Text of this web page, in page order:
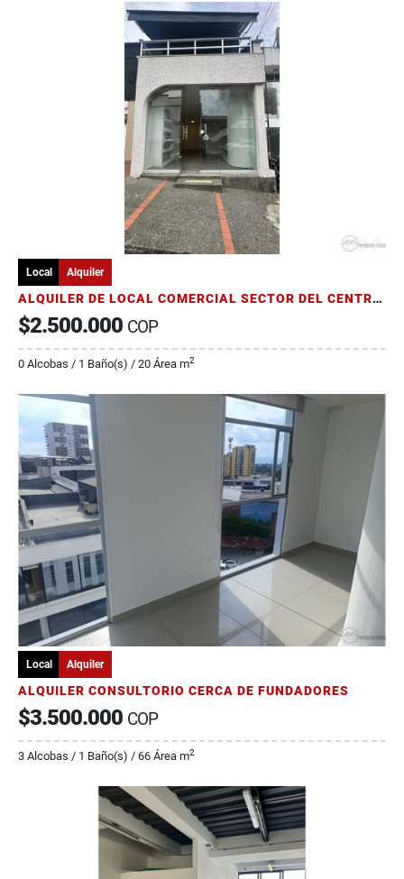
Local Alquiler
ALQUILER DE LOCAL COMERCIAL SECTOR DEL CENTRO DE PEREIRA
$2.500.000 COP
0 Alcobas / 1 Baño(s) / 20 Área m2
Local Alquiler
ALQUILER CONSULTORIO CERCA DE FUNDADORES
$3.500.000 COP
3 Alcobas / 1 Baño(s) / 66 Área m2